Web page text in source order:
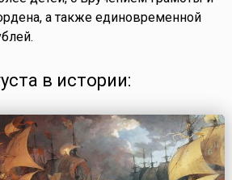
а также единовременной
в истории: